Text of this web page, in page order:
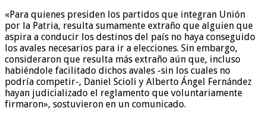
«Para quienes presiden los partidos que integran Unión
por la Patria, resulta sumamente extraño que alguien que
aspira a conducir los destinos del país no haya conseguido
los avales necesarios para ir a elecciones. Sin embargo,
consideraron que resulta más extraño aún que, incluso
habiéndole facilitado dichos avales -sin los cuales no
podría competir-, Daniel Scioli y Alberto Ángel Fernández
hayan judicializado el reglamento que voluntariamente
firmaron», sostuvieron en un comunicado.